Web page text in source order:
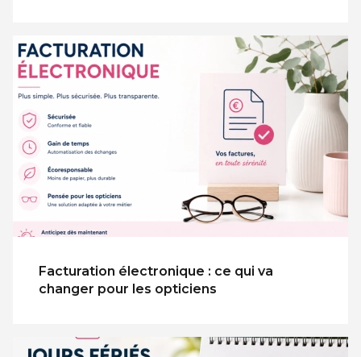
Facturation électronique : ce qui va
changer pour les opticiens